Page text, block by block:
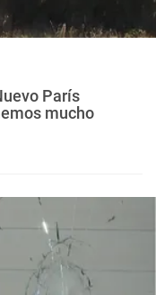
París
mucho